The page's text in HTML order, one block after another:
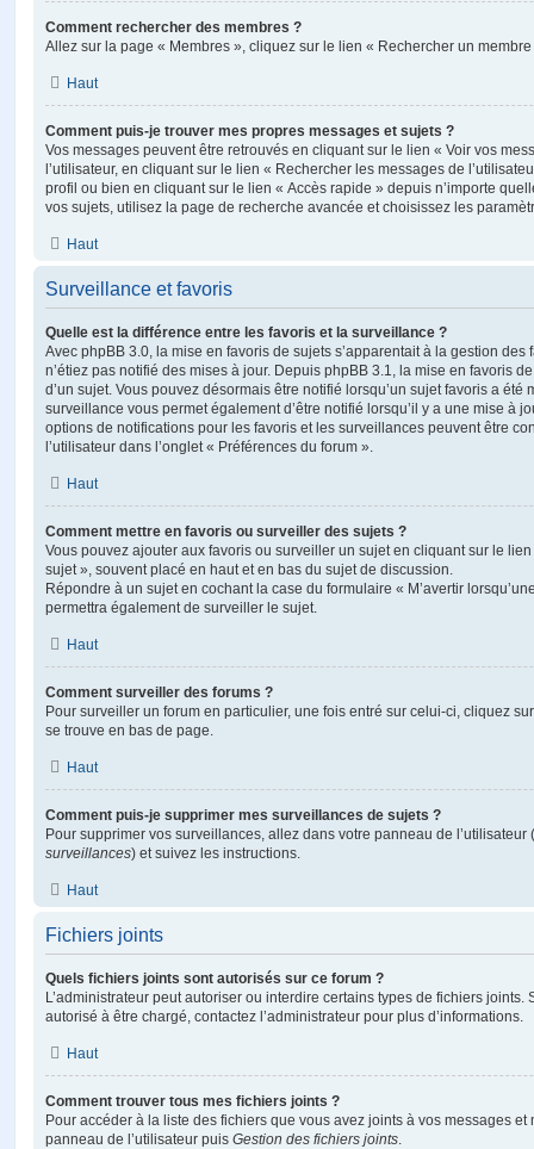
Comment rechercher des membres ?
Allez sur la page « Membres », cliquez sur le lien « Rechercher un membre
Haut
Comment puis-je trouver mes propres messages et sujets ?
Vos messages peuvent être retrouvés en cliquant sur le lien « Voir vos
l’utilisateur, en cliquant sur le lien « Rechercher les messages de
profil ou bien en cliquant sur le lien « Accès rapide » depuis n’importe
vos sujets, utilisez la page de recherche avancée et choisissez les
Haut
Surveillance et favoris
Quelle est la différence entre les favoris et la surveillance ?
Avec phpBB 3.0, la mise en favoris de sujets s’apparentait à la gestion des
n’étiez pas notifié des mises à jour. Depuis phpBB 3.1, la mise en favoris
d’un sujet. Vous pouvez désormais être notifié lorsqu’un sujet favoris a été
surveillance vous permet également d’être notifié lorsqu’il y a une mise à
options de notifications pour les favoris et les surveillances peuvent être
l’utilisateur dans l’onglet « Préférences du forum ».
Haut
Comment mettre en favoris ou surveiller des sujets ?
Vous pouvez ajouter aux favoris ou surveiller un sujet en cliquant sur le
sujet », souvent placé en haut et en bas du sujet de discussion.
Répondre à un sujet en cochant la case du formulaire « M’avertir
permettra également de surveiller le sujet.
Haut
Comment surveiller des forums ?
Pour surveiller un forum en particulier, une fois entré sur celui-ci, cliquez
se trouve en bas de page.
Haut
Comment puis-je supprimer mes surveillances de sujets ?
Pour supprimer vos surveillances, allez dans votre panneau de
surveillances) et suivez les instructions.
Haut
Fichiers joints
Quels fichiers joints sont autorisés sur ce forum ?
L’administrateur peut autoriser ou interdire certains types de fichiers joints.
autorisé à être chargé, contactez l’administrateur pour plus d’informations.
Haut
Comment trouver tous mes fichiers joints ?
Pour accéder à la liste des fichiers que vous avez joints à vos messages
panneau de l’utilisateur puis Gestion des fichiers joints.